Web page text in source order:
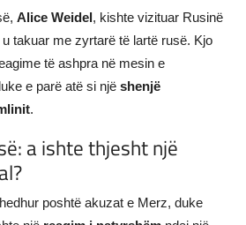
Alice Weidel, kishte vizituar Rusinë
takuar me zyrtarë të lartë rusë. Kjo
të ashpra në mesin e
e parë atë si një shenjë
.
a ishte thjesht një
poshtë akuzat e Merz, duke